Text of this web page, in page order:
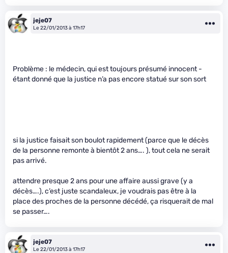
jeje07
Le 22/01/2013 à 17h17
Problème : le médecin, qui est toujours présumé innocent -
étant donné que la justice n’a pas encore statué sur son sort
si la justice faisait son boulot rapidement (parce que le décès
de la personne remonte à bientôt 2 ans…. ), tout cela ne serait
pas arrivé.
attendre presque 2 ans pour une affaire aussi grave (y a
décès….), c’est juste scandaleux, je voudrais pas être à la
place des proches de la personne décédé, ça risquerait de mal
se passer….
jeje07
Le 22/01/2013 à 17h17